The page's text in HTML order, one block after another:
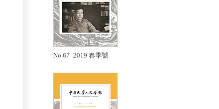
No.67 2019 春季號